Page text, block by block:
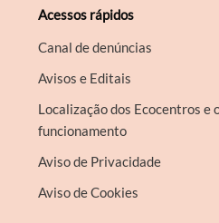
Acessos rápidos
Canal de denúncias
Avisos e Editais
Localização dos Ecocentros e
funcionamento
Aviso de Privacidade
Aviso de Cookies